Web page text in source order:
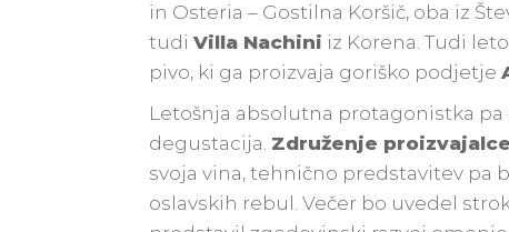
in Osteria – Gostilna Koršič, oba iz
tudi Villa Nachini iz Korena. Tudi
pivo, ki ga proizvaja goriško podjetje
Letošnja absolutna protagonistka pa
degustacija. Združenje
svoja vina, tehnično predstavitev pa
oslavskih rebul. Večer bo uvedel